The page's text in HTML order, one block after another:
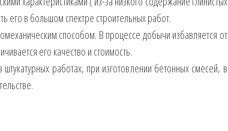
его в большом спектре строительных работ.
способом. В процессе добычи избавляется от
его качество и стоимость.
работах, при изготовлении бетонных смесей, в